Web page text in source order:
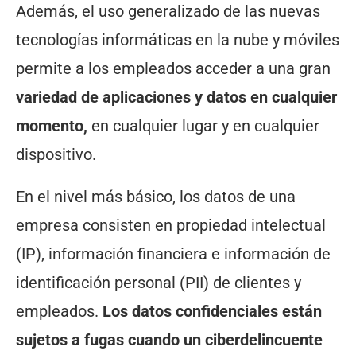
Además, el uso generalizado de las nuevas
tecnologías informáticas en la nube y móviles
permite a los empleados acceder a una gran
variedad de aplicaciones y datos en cualquier
momento, en cualquier lugar y en cualquier
dispositivo.
En el nivel más básico, los datos de una
empresa consisten en propiedad intelectual
(IP), información financiera e información de
identificación personal (PII) de clientes y
empleados. Los datos confidenciales están
sujetos a fugas cuando un ciberdelincuente